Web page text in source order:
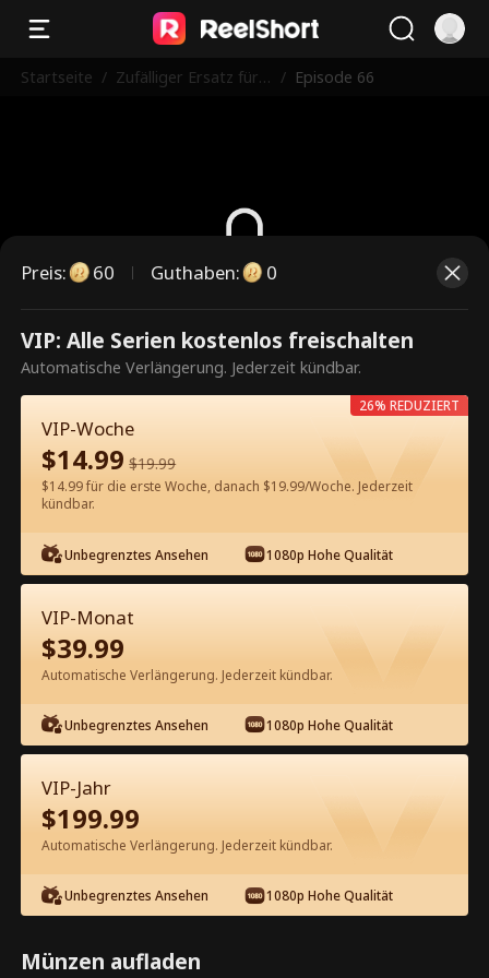
Startseite / Zufälliger Ersatz für
/ Episode 66
Dies ist eine kostenpflichtige
Episode. Bitte entsperren, um
weiterzusehen.
60Jetzt entsperren
Kostenlos in der App ansehen
Episode 66 - Zufälliger Ersatz für
Alpha Kompletter Film
1-50 51-76
66 67 69 70
Preis: 60 Guthaben: 0
VIP: Alle Serien kostenlos freischalten
Automatische Verlängerung. Jederzeit kündbar.
VIP-Woche
$14.99 $19.99
$14.99 für die erste Woche, danach $19.99/Woche. Jederzeit
kündbar.
Unbegrenztes Ansehen 1080p Hohe Qualität
26% REDUZIERT
VIP-Monat
$39.99
Automatische Verlängerung. Jederzeit kündbar.
Unbegrenztes Ansehen 1080p Hohe Qualität
VIP-Jahr
$199.99
Automatische Verlängerung. Jederzeit kündbar.
Unbegrenztes Ansehen 1080p Hohe Qualität
Münzen aufladen